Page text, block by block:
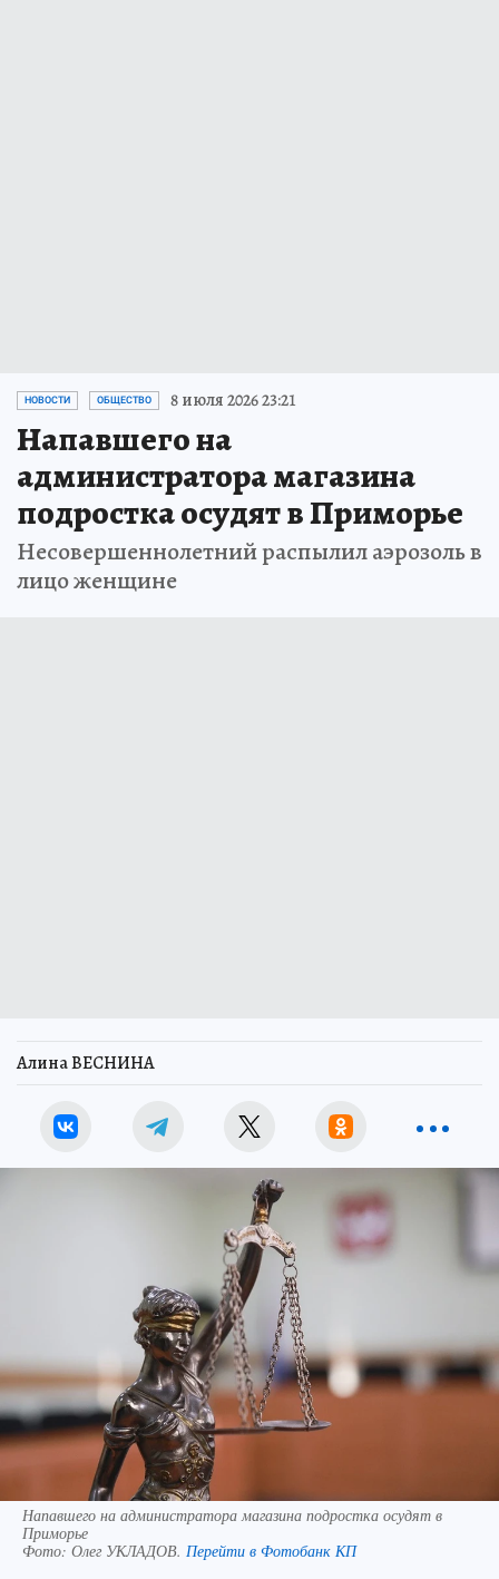
НОВОСТИ ОБЩЕСТВО 8 июля 2026 23:21
Напавшего на
администратора магазина
подростка осудят в Приморье
Несовершеннолетний распылил аэрозоль в
лицо женщине
Алина ВЕСНИНА
Напавшего на администратора магазина подростка осудят в
Приморье
Фото: Олег УКЛАДОВ. Перейти в Фотобанк КП